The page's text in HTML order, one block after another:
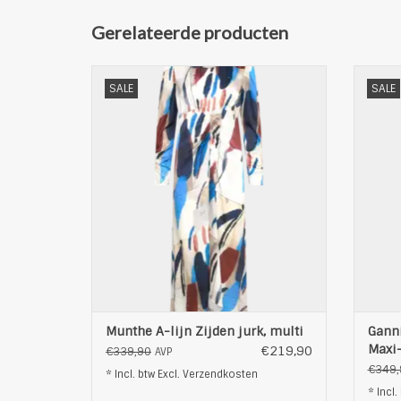
Gerelateerde producten
SALE
Mooie jurk van Munthe A-lijn Zijden
Dames jurk, multi
Productdetails
Pasvorm: Regular
Materiaal: 65% ecovero 35% zijde
Plus size
Handwas
A-lijn design
naadritssluiting aan de achterzijde
Lengte voorzijde: 114.75 cm
Lengte achterzijde: 126.5 cm
TOEVOEGEN AAN WINKELWAGEN
Munthe A-lijn Zijden jurk, multi
€339,90 AVP €219,90
* Incl. btw Excl. Verzendkosten
SALE
* Incl.